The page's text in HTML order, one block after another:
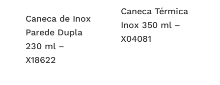
Caneca de Inox
Parede Dupla
230 ml –
X18622
Caneca Térmica
Inox 350 ml –
X04081